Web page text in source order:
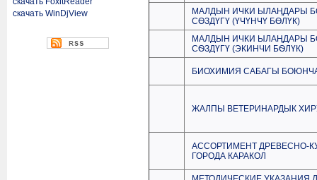
скачать WinDjView
МАЛДЫН ИЧКИ ЫЛАҢДАРЫ
СѲЗДҮГҮ (ҮЧҮНЧҮ БѲЛҮК)
МАЛДЫН ИЧКИ ЫЛАҢДАРЫ
СѲЗДҮГҮ (ЭКИНЧИ БѲЛҮК)
БИОХИМИЯ САБАГЫ
ЖАЛПЫ ВЕТЕРИНАРДЫК
АССОРТИМЕНТ ДРЕВЕСНО-
ГОРОДА КАРАКОЛ